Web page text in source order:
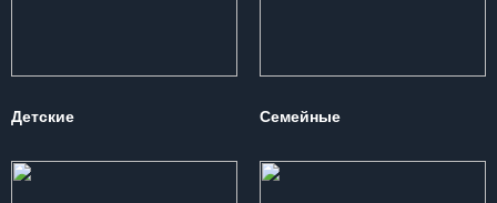
Детские Семейные